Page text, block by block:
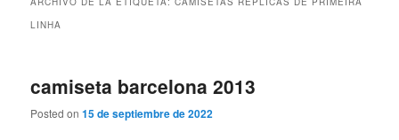
LINHA
camiseta barcelona 2013
Posted on15 de septiembre de 2022